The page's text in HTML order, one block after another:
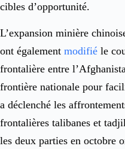
cibles d’opportunité.
L’expansion minière
ont également modifié le
frontalière entre
frontière nationale pour
a déclenché les
frontalières talibanes et
les deux parties en octobre